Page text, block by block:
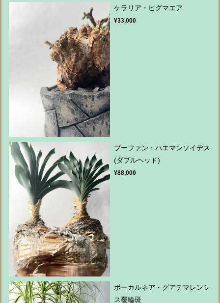
ケラリア・ピグマエア
¥33,000
ブーファン・ハエマンソイデス
(ダブルヘッド)
¥88,000
ボーカルネア・グアテマレンシ
ス覆輪斑